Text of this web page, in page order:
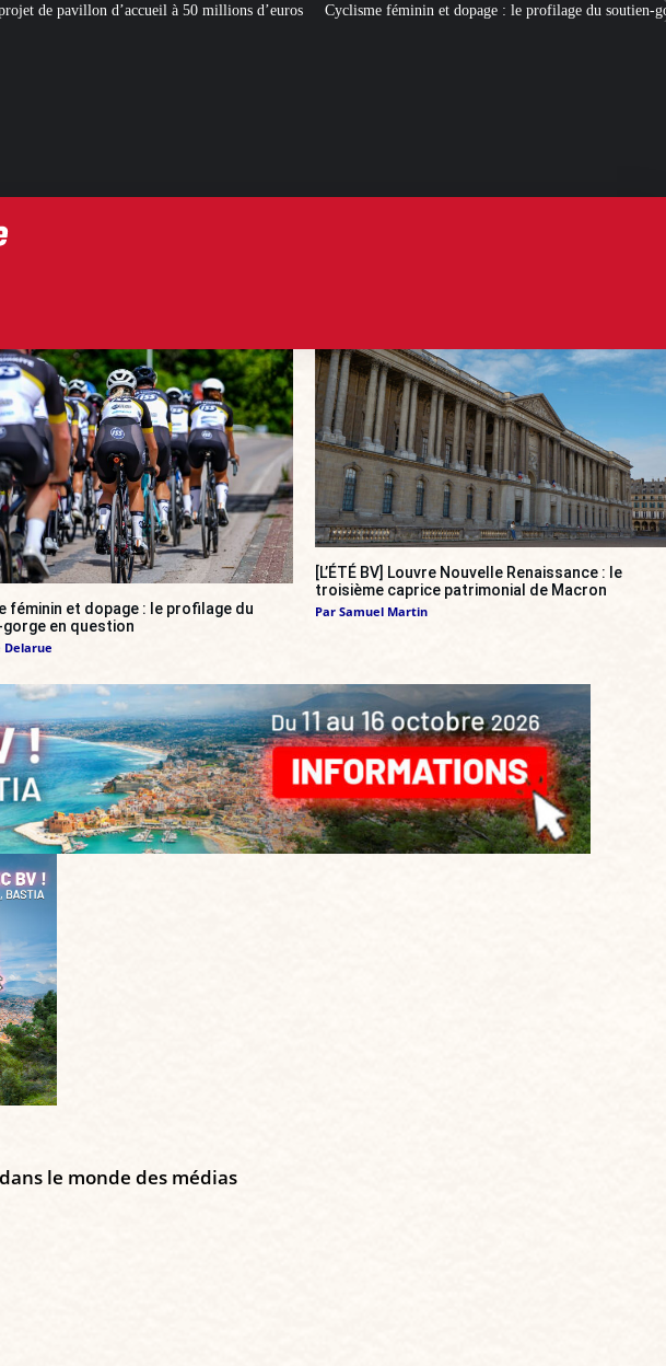
millions d’euros Cyclisme féminin et dopage : le profilage du soutien-gorge en question [L’ÉTÉ
féminin et dopage : le profilage du
en question
Delarue
[L’ÉTÉ BV] Louvre Nouvelle Renaissance : le
troisième caprice patrimonial de Macron
Par Samuel Martin
le monde des médias